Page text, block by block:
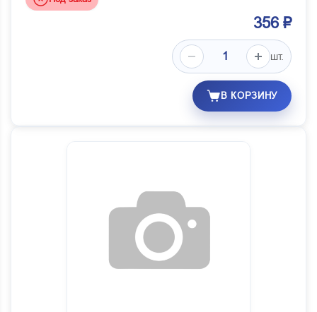
356 ₽
шт.
В КОРЗИНУ